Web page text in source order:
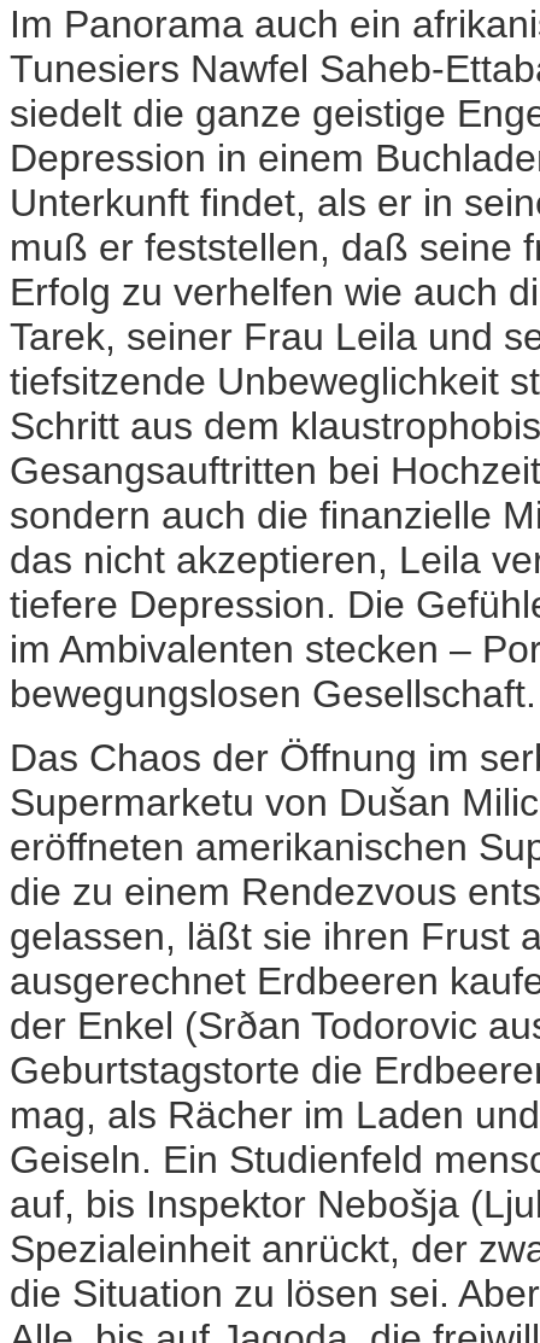
Im Panorama auch ein
Tunesiers Nawfel Saheb-
siedelt die ganze geistige
Depression in einem
Unterkunft findet, als er in
muß er feststellen, daß seine
Erfolg zu verhelfen wie auch
Tarek, seiner Frau Leila und
tiefsitzende Unbeweglichkeit
Schritt aus dem
Gesangsauftritten bei
sondern auch die finanzielle
das nicht akzeptieren, Leila
tiefere Depression. Die
im Ambivalenten stecken –
bewegungslosen Gesellschaft.
Das Chaos der Öffnung im
Supermarketu von Dušan
eröffneten amerikanischen
die zu einem Rendezvous
gelassen, läßt sie ihren Frust
ausgerechnet Erdbeeren
der Enkel (Srðan Todorovic
Geburtstagstorte die
mag, als Rächer im Laden
Geiseln. Ein Studienfeld
auf, bis Inspektor Nebošja
Spezialeinheit anrückt, der
die Situation zu lösen sei.